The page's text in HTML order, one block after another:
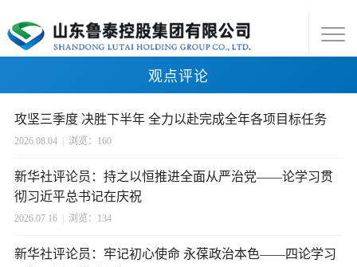
观点评论
攻坚三季度 决胜下半年 全力以赴完成全年各项目标任务
2026.08.04 浏览：160
新华社评论员：持之以恒推进全面从严治党——论学习贯
彻习近平总书记在庆祝
2026.07.16 浏览：134
新华社评论员：牢记初心使命 永葆政治本色——四论学习